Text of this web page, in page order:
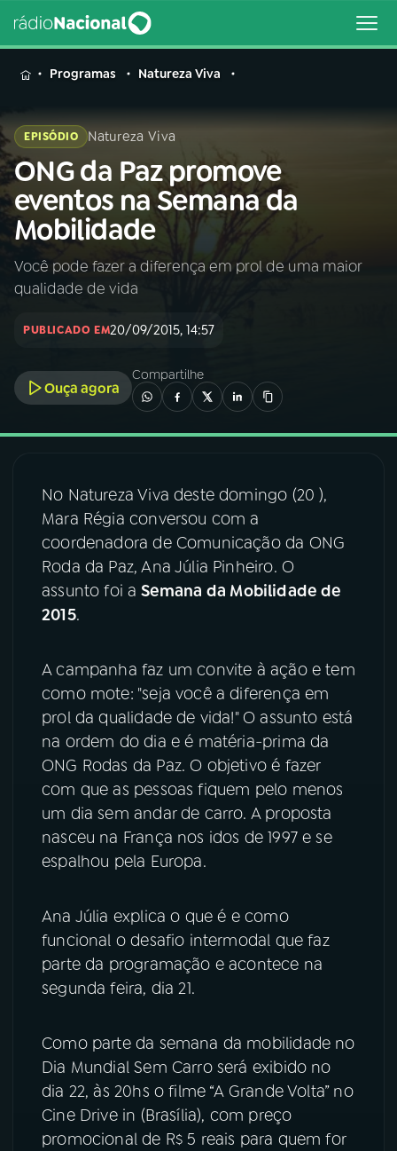
MENU
Buscar
na
Rádio
Nacional
Buscar
AO VIVO
INÍCIO
A RÁDIO
03PROGRAMAÇÃO
04 PROGRAMAS
PODCASTS
06VIDEOCASTS
07ÚLTIMAS
FESTIVAL DE MÚSICA
ACOMPANHE A RÁDIO NACIONAL
Facebook
Instagram
TikTok
Programas Natureza Viva
EPISÓDIO Natureza Viva
ONG da Paz promove
eventos na Semana da
Mobilidade
Você pode fazer a diferença em prol de uma maior
qualidade de vida
PUBLICADO EM20/09/2015, 14:57
Ouça agora
Compartilhe
No Natureza Viva deste domingo (20 ),
Mara Régia conversou com a
coordenadora de Comunicação da ONG
Roda da Paz, Ana Júlia Pinheiro. O
assunto foi a Semana da Mobilidade de
2015.
A campanha faz um convite à ação e tem
como mote: "seja você a diferença em
prol da qualidade de vida!" O assunto está
na ordem do dia e é matéria-prima da
ONG Rodas da Paz. O objetivo é fazer
com que as pessoas fiquem pelo menos
um dia sem andar de carro. A proposta
nasceu na França nos idos de 1997 e se
espalhou pela Europa.
Ana Júlia explica o que é e como
funcional o desafio intermodal que faz
parte da programação e acontece na
segunda feira, dia 21.
Como parte da semana da mobilidade no
Dia Mundial Sem Carro será exibido no
dia 22, às 20hs o filme “A Grande Volta” no
Cine Drive in (Brasília), com preço
promocional de R$ 5 reais para quem for